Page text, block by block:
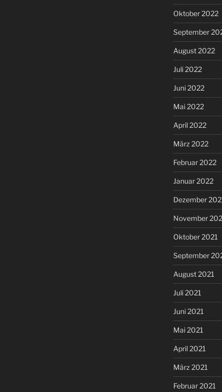
Oktober 2022
September
August 2022
Juli 2022
Juni 2022
Mai 2022
April 2022
März 2022
Februar 2022
Januar 2022
Dezember
November
Oktober 2021
September
August 2021
Juli 2021
Juni 2021
Mai 2021
April 2021
März 2021
Februar 2021